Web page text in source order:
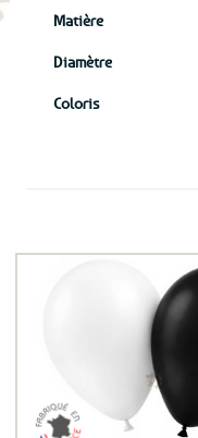
Matière
Diamètre
Coloris